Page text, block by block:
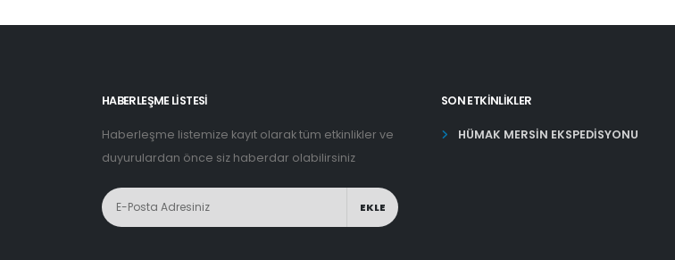
HABERLEŞME LİSTESİ
Haberleşme listemize kayıt olarak tüm etkinlikler ve
duyurulardan önce siz haberdar olabilirsiniz
EKLE
SON ETKINLIKLER
HÜMAK MERSİN EKSPEDİSYONU